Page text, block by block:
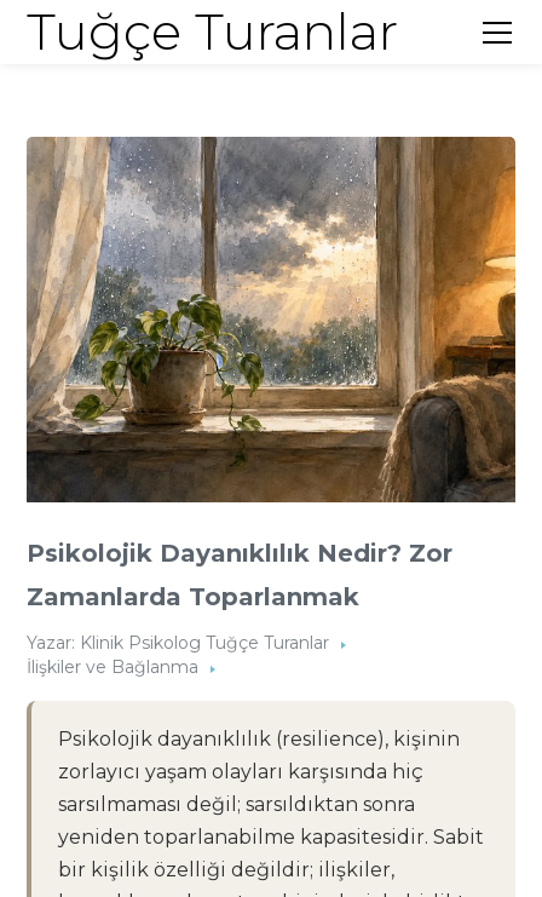
Tuğçe Turanlar
Psikolojik Dayanıklılık Nedir? Zor
Zamanlarda Toparlanmak
Yazar: Klinik Psikolog Tuğçe Turanlar
İlişkiler ve Bağlanma
Psikolojik dayanıklılık (resilience), kişinin
zorlayıcı yaşam olayları karşısında hiç
sarsılmaması değil; sarsıldıktan sonra
yeniden toparlanabilme kapasitesidir. Sabit
bir kişilik özelliği değildir; ilişkiler,